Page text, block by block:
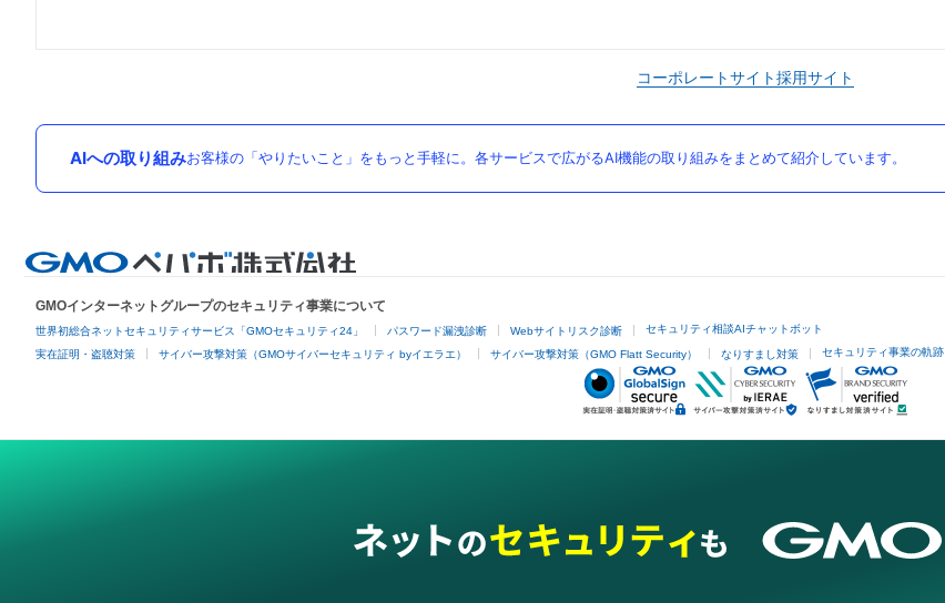
コーポレートサイト採用サイト
AIへの取り組みお客様の「やりたいこと」をもっと手軽に。各サービスで広がるAI機能の取り組みをまとめて紹介しています。
GMOインターネットグループのセキュリティ事業について
世界初総合ネットセキュリティサービス「GMOセキュリティ24」 パスワード漏洩診断 Webサイトリスク診断 セキュリティ相談AIチャットボット
実在証明・盗聴対策 サイバー攻撃対策（GMOサイバーセキュリティ byイエラエ） サイバー攻撃対策（GMO Flatt Security） なりすまし対策 セキュリティ事業の軌跡